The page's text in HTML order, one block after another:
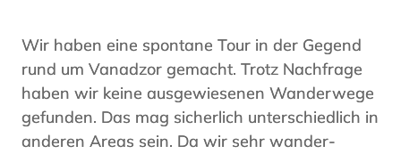
Wir haben eine spontane Tour in der Gegend
rund um Vanadzor gemacht. Trotz Nachfrage
haben wir keine ausgewiesenen Wanderwege
gefunden. Das mag sicherlich unterschiedlich in
anderen Areas sein. Da wir sehr wander-